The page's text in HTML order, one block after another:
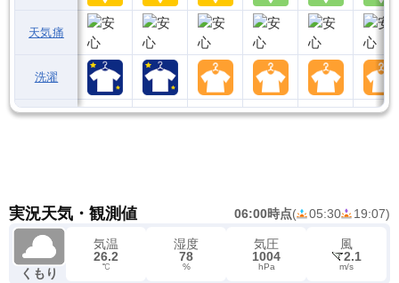
天気痛
洗濯
実況天気・観測値 06:00時点( 05:30 19:07)
くもり
気温
26.2
℃
湿度
78
%
気圧
1004
hPa
風
2.1
m/s